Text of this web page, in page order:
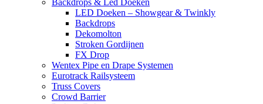
Backdrops & Led Doeken
LED Doeken – Showgear & Twinkly
Backdrops
Dekomolton
Stroken Gordijnen
FX Drop
Wentex Pipe en Drape Systemen
Eurotrack Railsysteem
Truss Covers
Crowd Barrier